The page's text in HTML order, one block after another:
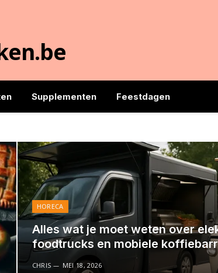
Supplementen Feestdagen
HORECA
Alles wat je moet weten over
foodtrucks en mobiele
CHRIS MEI 18, 2026